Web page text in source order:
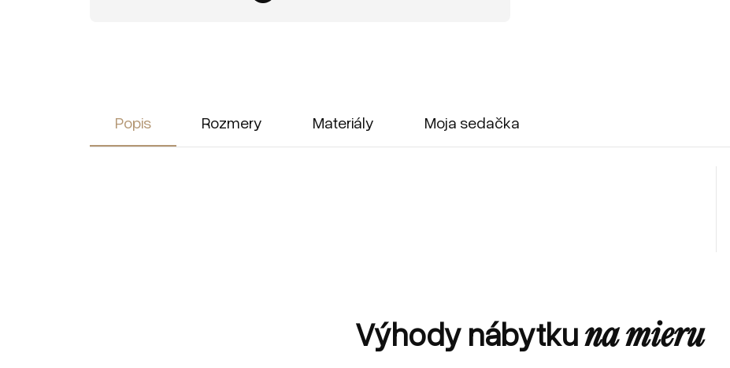
Popis Rozmery Materiály Moja sedačka
Výhody nábytkuna mieru